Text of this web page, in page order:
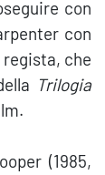
con
con
regista, che
Trilogia
(1985,